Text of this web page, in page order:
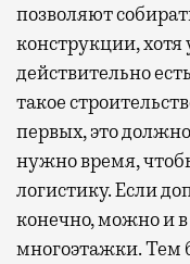
позволяют
конструкции,
действительно
такое
первых, это
нужно время,
логистику. Если
конечно, можно и
многоэтажки. Тем